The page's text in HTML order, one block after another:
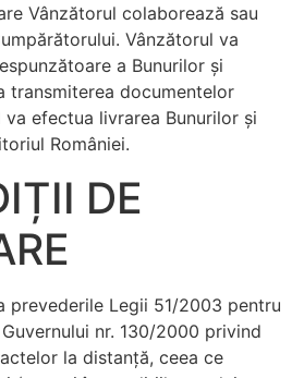
Vânzătorul colaborează sau
Vânzătorul va
a Bunurilor şi
transmiterea documentelor
efectua livrarea Bunurilor şi
României.
DE
prevederile Legii 51/2003 pentru
nr. 130/2000 privind
la distanţă, ceea ce